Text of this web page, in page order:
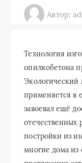
Автор:
Технология
опилкобетона
Экологический
применяется в
завоевал ещё
отечественных
постройки из
многие дома из